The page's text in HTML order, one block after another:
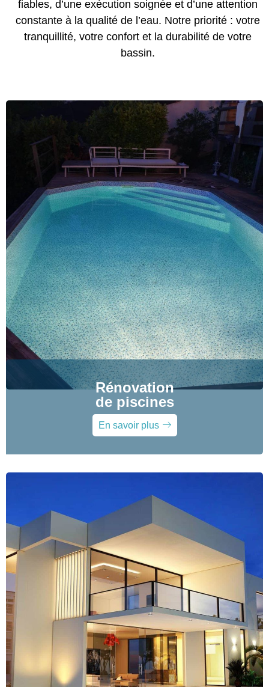
fiables, d’une exécution soignée et d’une attention
constante à la qualité de l’eau. Notre priorité : votre
tranquillité, votre confort et la durabilité de votre
bassin.
Rénovation
de piscines
En savoir plus